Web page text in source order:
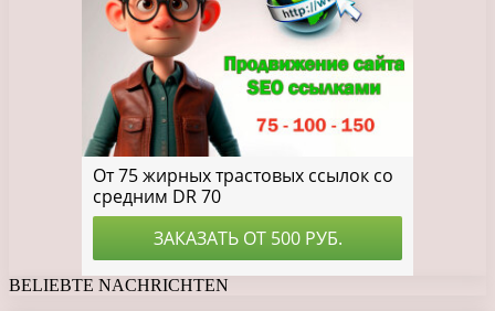
BELIEBTE NACHRICHTEN